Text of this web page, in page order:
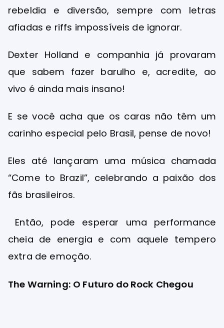
rebeldia e diversão, sempre com letras
afiadas e riffs impossíveis de ignorar.
Dexter Holland e companhia já provaram
que sabem fazer barulho e, acredite, ao
vivo é ainda mais insano!
E se você acha que os caras não têm um
carinho especial pelo Brasil, pense de novo!
Eles até lançaram uma música chamada
“Come to Brazil”, celebrando a paixão dos
fãs brasileiros.
Então, pode esperar uma performance
cheia de energia e com aquele tempero
extra de emoção.
The Warning: O Futuro do Rock Chegou